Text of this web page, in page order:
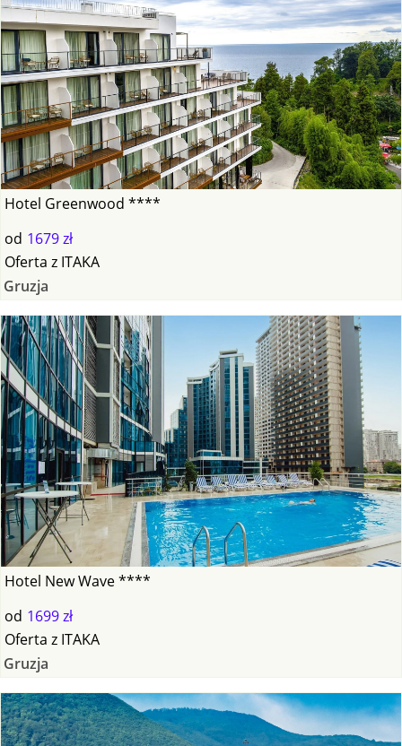
Hotel Greenwood ****
od 1679 zł
Oferta z ITAKA
Gruzja
Hotel New Wave ****
od 1699 zł
Oferta z ITAKA
Gruzja